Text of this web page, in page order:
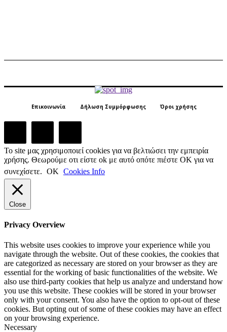
Επικοινωνία Δήλωση Συμμόρφωσης Όροι χρήσης
Το site μας χρησιμοποιεί cookies για να βελτιώσει την εμπειρία
χρήσης. Θεωρούμε οτι είστε ok με αυτό οπότε πιέστε ΟΚ για να
συνεχίσετε. ΟΚ Cookies Info
Close
Privacy Overview
This website uses cookies to improve your experience while you
navigate through the website. Out of these cookies, the cookies that
are categorized as necessary are stored on your browser as they are
essential for the working of basic functionalities of the website. We
also use third-party cookies that help us analyze and understand how
you use this website. These cookies will be stored in your browser
only with your consent. You also have the option to opt-out of these
cookies. But opting out of some of these cookies may have an effect
on your browsing experience.
Necessary